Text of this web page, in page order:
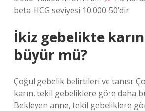
beta-HCG seviyesi 10.000-50’dir.
İkiz gebelikte
büyür mü?
Çoğul gebelik belirtileri ve tanısı:
karın, tekil gebeliklere göre daha
Bekleyen anne, tekil gebeliklere